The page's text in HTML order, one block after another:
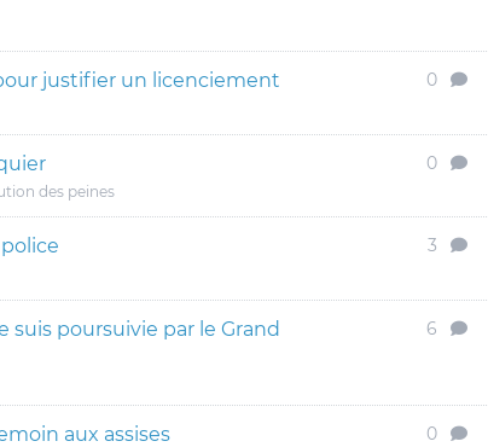
justifier un licenciement 0
des peines
0
3
suis poursuivie par le Grand
6
aux assises 0